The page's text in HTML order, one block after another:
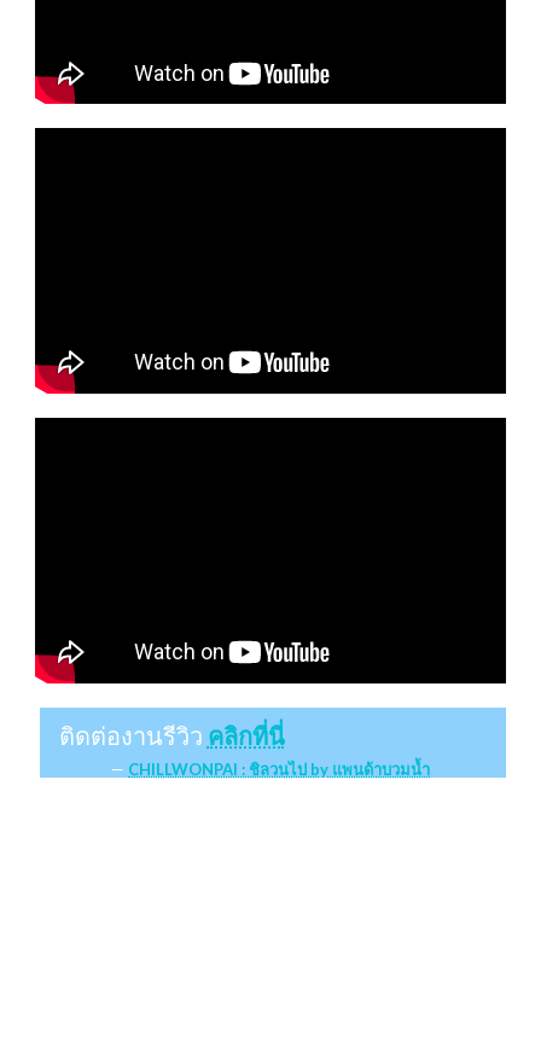
ติดต่องานรีวิว คลิกที่นี่
CHILLWONPAI : ชิลวนไป by แพนด้าบวมน้ำ